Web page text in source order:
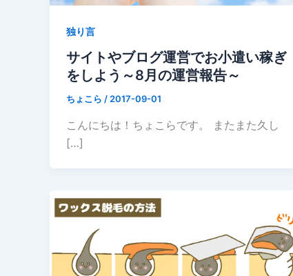
独り言
サイトやブログ運営でお小遣い稼ぎ
をしよう～8月の運営報告～
ちょこら /2017-09-01
こんにちは！ちょこらです。 またまた久し
[…]